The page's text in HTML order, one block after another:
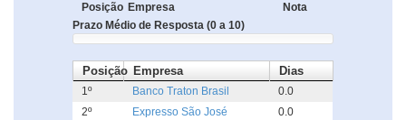
Posição Empresa
Nota
Prazo Médio de Resposta (0 a 10)
Posição Empresa Dias
1º Banco Traton Brasil
0.0
2º
Expresso São José
0.0